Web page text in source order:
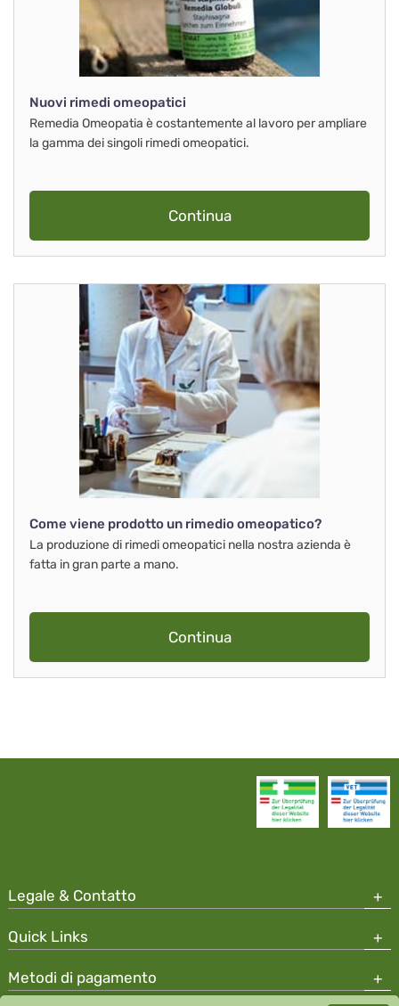
Nuovi rimedi omeopatici
Remedia Omeopatia è costantemente al lavoro per ampliare
la gamma dei singoli rimedi omeopatici.
Continua
Come viene prodotto un rimedio omeopatico?
La produzione di rimedi omeopatici nella nostra azienda è
fatta in gran parte a mano.
Continua
Legale & Contatto
Quick Links
Metodi di pagamento